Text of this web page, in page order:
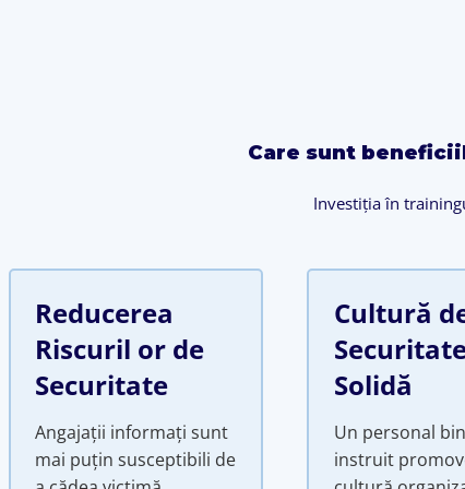
Care sunt
Investiția în
Reducerea
Riscuril or de
Securitate
Angajații informați sunt
mai puțin susceptibili de
Cultură
Solidă
Un personal
instruit